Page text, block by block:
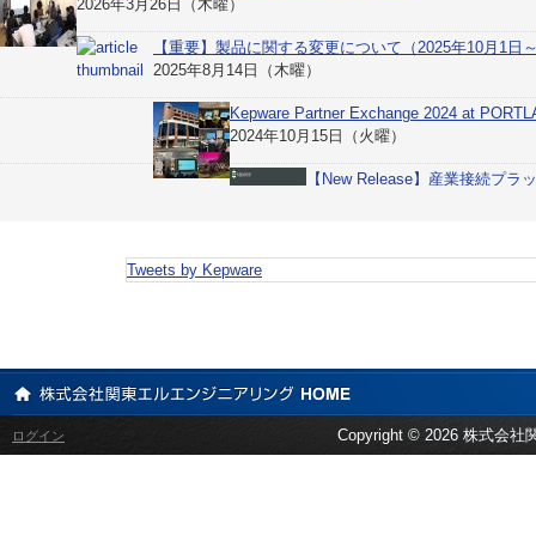
2026年3月26日（木曜）
【重要】製品に関する変更について（2025年10月1日
2025年8月14日（木曜）
Kepware Partner Exchange 2024 at
2024年10月15日（火曜）
【New Release】産業接続プラ
【New Release】産業接続プラットフォーム KEPServerEX
Tweets by Kepware
ログイン Copyright © 2026 株式会社